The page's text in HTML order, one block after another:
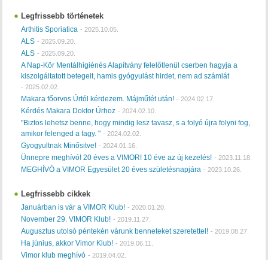
Legfrissebb történetek
Arthitis Sporiatica - 2025.10.05.
ALS - 2025.09.20.
ALS - 2025.09.20.
A Nap-Kör Mentálhigiénés Alapítvány felelőtlenül cserben hagyja a
kiszolgáltatott betegeit, hamis gyógyulást hirdet, nem ad számlát
- 2025.02.02.
Makara főorvos Úrtól kérdezem. Májműtét után! - 2024.02.17.
Kérdés Makara Doktor Úrhoz - 2024.02.10.
"Biztos lehetsz benne, hogy mindig lesz tavasz, s a folyó újra folyni fog,
amikor felenged a fagy. " - 2024.02.02.
Gyogyultnak Minősitve! - 2024.01.16.
Ünnepre meghívó! 20 éves a VIMOR! 10 éve az új kezelés! - 2023.11.18.
MEGHÍVÓ a VIMOR Egyesület 20 éves születésnapjára - 2023.10.26.
Legfrissebb cikkek
Januárban is vár a VIMOR Klub! - 2020.01.20.
November 29. VIMOR Klub! - 2019.11.27.
Augusztus utolsó péntekén várunk benneteket szeretettel! - 2019.08.27.
Ha június, akkor Vimor Klub! - 2019.06.11.
Vimor klub meghívó - 2019.04.02.